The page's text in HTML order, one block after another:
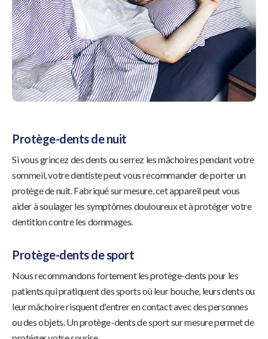
Protège-dents de nuit
Si vous grincez des dents ou serrez les mâchoires pendant votre
sommeil, votre dentiste peut vous recommander de porter un
protège de nuit. Fabriqué sur mesure, cet appareil peut vous
aider à soulager les symptômes douloureux et à protéger votre
dentition contre les dommages.
Protège-dents de sport
Nous recommandons fortement les protège-dents pour les
patients qui pratiquent des sports où leur bouche, leurs dents ou
leur mâchoire risquent d'entrer en contact avec des personnes
ou des objets. Un protège-dents de sport sur mesure permet de